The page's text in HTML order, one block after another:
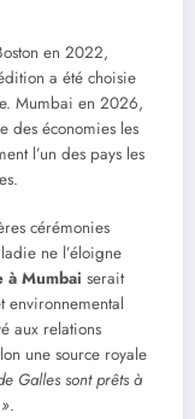
en 2022,
a été choisie
Mumbai en 2026,
des économies les
l’un des pays les
cérémonies
ne l’éloigne
à Mumbai serait
environnemental
aux relations
une source royale
Galles sont prêts à
.